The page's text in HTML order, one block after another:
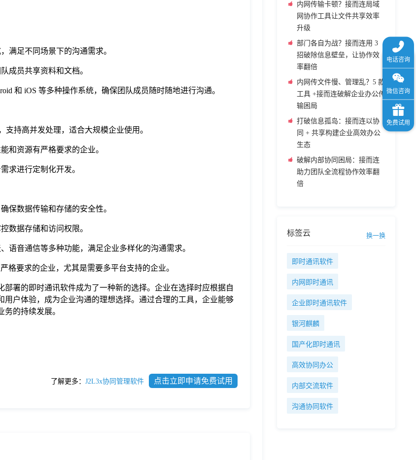
满足不同场景下的沟通需求。
成员共享资料和文档。
和 iOS 等多种操作系统，确保团队成员随时随地进行沟通。
支持高并发处理，适合大规模企业使用。
和资源有严格要求的企业。
求进行定制化开发。
保数据传输和存储的安全性。
数据存储和访问权限。
语音通信等多种功能，满足企业多样化的沟通需求。
格要求的企业，尤其是需要多平台支持的企业。
署的即时通讯软件成为了一种新的选择。企业在选择时应根据自
户体验，成为企业沟通的理想选择。通过合理的工具，企业能够
的持续发展。
了解更多： J2L3x协同管理软件 点击立即申请免费试用
内网传输卡顿？接而连局域
网协作工具让文件共享效率
升级
部门各自为战？接而连用 3
招破除信息壁垒，让协作效
率翻倍
内网传文件慢、管理乱？5 款
工具 +接而连破解企业办公传
输困局
打破信息孤岛：接而连以协
同 + 共享构建企业高效办公
生态
破解内部协同困局：接而连
助力团队全流程协作效率翻
倍
标签云 换一换
即时通讯软件
内网即时通讯
企业即时通讯软件
银河麒麟
国产化即时通讯
高效协同办公
内部交流软件
沟通协同软件